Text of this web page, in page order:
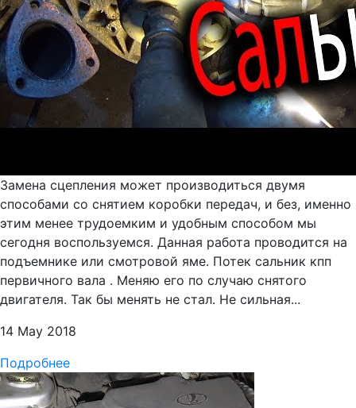
Замена сцепления может производиться двумя
способами со снятием коробки передач, и без, именно
этим менее трудоемким и удобным способом мы
сегодня воспользуемся. Данная работа проводится на
подъемнике или смотровой яме. Потек сальник кпп
первичного вала . Меняю его по случаю снятого
двигателя. Так бы менять не стал. Не сильная...
14 May 2018
Подробнее